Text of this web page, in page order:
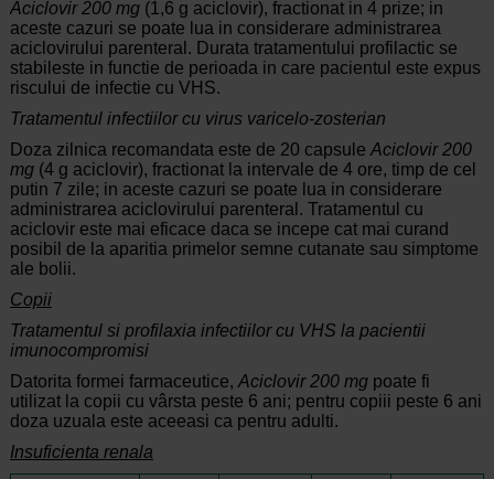
Aciclovir 200 mg (1,6 g aciclovir), fractionat in 4 prize; in
aceste cazuri se poate lua in considerare administrarea
aciclovirului parenteral. Durata tratamentului profilactic se
stabileste in functie de perioada in care pacientul este expus
riscului de infectie cu VHS.
Tratamentul infectiilor cu virus varicelo-zosterian
Doza zilnica recomandata este de 20 capsule Aciclovir 200
mg (4 g aciclovir), fractionat la intervale de 4 ore, timp de cel
putin 7 zile; in aceste cazuri se poate lua in considerare
administrarea aciclovirului parenteral. Tratamentul cu
aciclovir este mai eficace daca se incepe cat mai curand
posibil de la aparitia primelor semne cutanate sau simptome
ale bolii.
Copii
Tratamentul si profilaxia infectiilor cu VHS la pacientii
imunocompromisi
Datorita formei farmaceutice, Aciclovir 200 mg poate fi
utilizat la copii cu vârsta peste 6 ani; pentru copiii peste 6 ani
doza uzuala este aceeasi ca pentru adulti.
Insuficienta renala